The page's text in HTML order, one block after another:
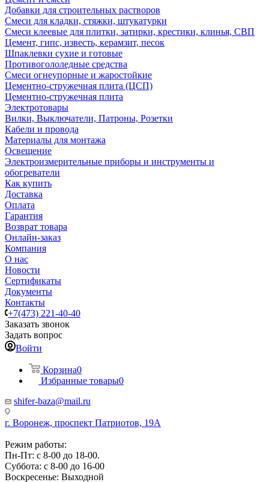
Добавки для строительных растворов
Смеси для кладки, стяжки, штукатурки
Смеси клеевые для плитки, затирки, крестики, клинья, СВП
Цемент, гипс, известь, керамзит, песок
Шпаклевки сухие и готовые
Противогололедные средства
Смеси огнеупорные и жаростойкие
Цементно-стружечная плита (ЦСП)
Цементно-стружечная плита
Электротовары
Вилки, Выключатели, Патроны, Розетки
Кабели и провода
Материалы для монтажа
Освещение
Электроизмерительные приборы и инструменты и
обогреватели
Как купить
Доставка
Оплата
Гарантия
Возврат товара
Онлайн-заказ
Компания
О нас
Новости
Сертификаты
Документы
Контакты
+7(473) 221-40-40
Заказать звонок
Задать вопрос
Войти
Корзина0
Избранные товары0
shifer-baza@mail.ru
г. Воронеж, проспект Патриотов, 19А
Режим работы:
Пн-Пт: с 8-00 до 18-00.
Суббота: с 8-00 до 16-00
Воскресенье: Выходной